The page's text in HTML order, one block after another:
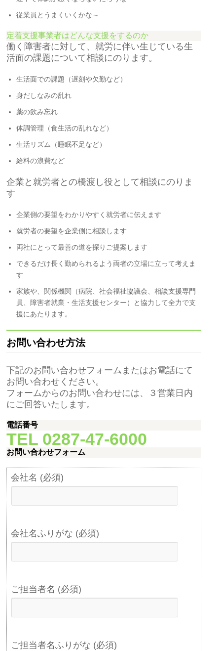
従業員とうまくいくかな～
定着支援事業者はどんな支援をするのか
働く障害者に対して、就労に伴い生じている生
活面の課題について相談にのります。
生活面での課題（遅刻や欠勤など）
身だしなみの乱れ
薬の飲み忘れ
体調管理（食生活の乱れなど）
生活リズム（睡眠不足など）
給料の浪費など
企業と就労者との橋渡し役として相談にのりま
す
企業側の要望をわかりやすく就労者に伝えます
就労者の要望を企業側に相談します
両社にとって最善の道を探りご提案します
できるだけ長く勤められるよう両者の立場に立って考えま
す
家族や、関係機関（病院、社会福祉協議会、相談支援専門
員、障害者就業・生活支援センター）と協力して全力で支
援にあたります。
お問い合わせ方法
下記のお問い合わせフォームまたはお電話にて
お問い合わせください。
フォームからのお問い合わせには、３営業日内
にご回答いたします。
電話番号
TEL 0287-47-6000
お問い合わせフォーム
会社名 (必須)
会社名ふりがな (必須)
ご担当者名 (必須)
ご担当者名ふりがな (必須)